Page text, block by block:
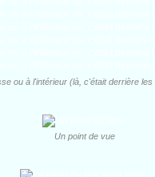
ou à l'intérieur (là, c'était derrière
Un point de vue